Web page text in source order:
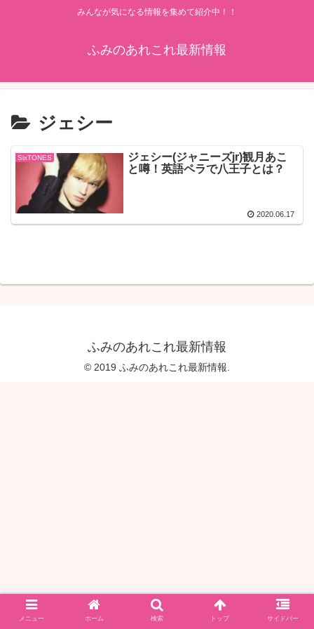
みんなが気になる情報を集めて紹介中！！
ふみのあれこれ最新情報
ジェシー
SixTONES
ジェシー(ジャニーズjr)観月あこ
と噂！英語ペラで八王子とは？
2020.06.17
ふみのあれこれ最新情報
© 2019 ふみのあれこれ最新情報.
メニュー ホーム 検索 トップ サイドバー